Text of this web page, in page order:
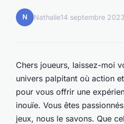
N Nathalie14 septembre 2023
Chers joueurs, laissez-moi
univers palpitant où action et
pour vous offrir une
inouïe. Vous êtes
jeux, nous le savons. Que